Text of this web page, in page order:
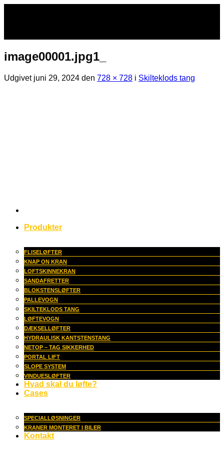
Produkter
FLISELØFTER
KNAP ON KRAN
LOFTSKINNEKRAN
SANDAFRETTER
BLOKSTENSLØFTER
PALLEVOGN
SKILTEKLODS TANG
LØFTEVOGN
DÆKSELLØFTER
HYDRAULISK KANTSTENSTANG
NETOP – TAG SIKKERHED
PORTAL LIFT
SLOPE SYSTEM
VINDUESLØFTER
Hvad skal du løfte?
Cases
SPECIALLØSNINGER
KRANER MONTERET I BILER
Kontakt
image00001.jpg1_
Udgivet juni 29, 2024 den 728 × 728 i Skilteklods tang